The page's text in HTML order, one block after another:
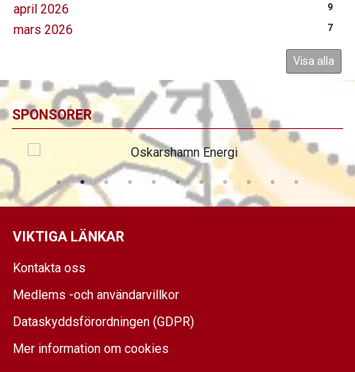
april 2026 9
mars 2026 7
Visa alla
SPONSORER
VIKTIGA LÄNKAR
Kontakta oss
Medlems -och användarvillkor
Dataskyddsförordningen (GDPR)
Mer information om cookies